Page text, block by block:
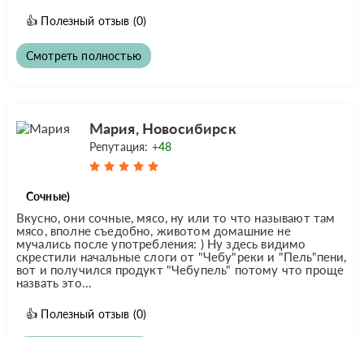
👍 Полезный отзыв (0)
Смотреть полностью
Мария, Новосибирск
Репутация: +48
Сочные)
Вкусно, они сочные, мясо, ну или то что называют там
мясо, вполне съедобно, животом домашние не
мучались после употребления: ) Ну здесь видимо
скрестили начальные слоги от "Чебу"реки и "Пель"пени,
вот и получился продукт "Чебупель" потому что проще
назвать это...
👍 Полезный отзыв (0)